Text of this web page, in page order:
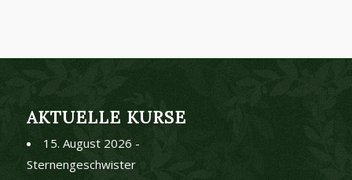
AKTUELLE KURSE
15. August 2026 -
Sternengeschwister